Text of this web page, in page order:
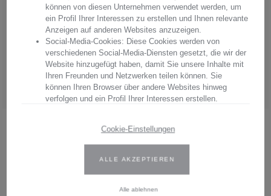
und einem unvergleichbaren Glanz. Überzeugen Sie sich von
Arnstadt Kristall, überzeugen Sie sich von unserer Qualität.
Hersteller:Arnstadt Kristall GmbH
Anschrift: Bierweg 27, 99310 Arnstadt, Thüringen, Deutschland
E-Mail: verkauf@arnstadtkristall-shop.de
Tel. 0049 (0) 3628 - 66 00 33
können von diesen Unternehmen verwendet werden, um
ein Profil Ihrer Interessen zu erstellen und Ihnen relevante
Anzeigen auf anderen Websites anzuzeigen.
Social-Media-Cookies: Diese Cookies werden von
verschiedenen Social-Media-Diensten gesetzt, die wir der
Website hinzugefügt haben, damit Sie unsere Inhalte mit
Ihren Freunden und Netzwerken teilen können. Sie
können Ihren Browser über andere Websites hinweg
verfolgen und ein Profil Ihrer Interessen erstellen.
Informationen finden Sie in unserer Datenschutzbestimmungen.
Geben Sie Ihre Zustimmung oder bearbeiten Sie die Cookie-
Einstellungen, um festzulegen, wie Ihre gesammelten Daten
verwendet werden können. Sie können Ihre Einwilligung jederzeit
Cookie-Einstellungen
Alle ablehnen
ALLE AKZEPTIEREN